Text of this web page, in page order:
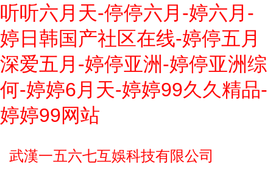
听听六月天-停停六月-婷六月-
婷日韩国产社区在线-婷停五月
深爱五月-婷停亚洲-婷停亚洲综
何-婷婷6月天-婷婷99久久精品-
婷婷99网站
武漢一五六七互娛科技有限公司